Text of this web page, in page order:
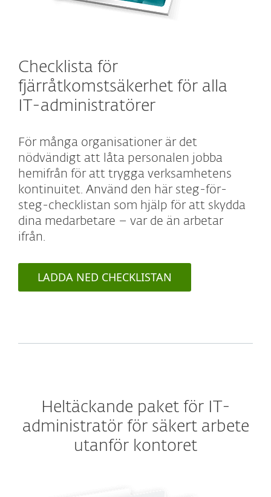
Checklista för
fjärråtkomstsäkerhet för alla
IT-administratörer
För många organisationer är det
nödvändigt att låta personalen jobba
hemifrån för att trygga verksamhetens
kontinuitet. Använd den här steg-för-
steg-checklistan som hjälp för att skydda
dina medarbetare – var de än arbetar
ifrån.
LADDA NED CHECKLISTAN
Heltäckande paket för IT-
administratör för säkert arbete
utanför kontoret